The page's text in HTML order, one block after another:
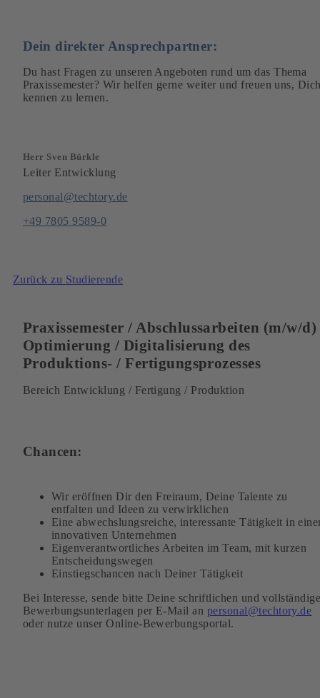
Dein direkter Ansprechpartner:
Du hast Fragen zu unseren Angeboten rund um das Thema
Praxissemester? Wir helfen gerne weiter und freuen uns,
kennen zu lernen.
Herr Sven Bürkle
Leiter Entwicklung
personal@techtory.de
+49 7805 9589-0
Zurück zu Studierende
Praxissemester / Abschlussarbeiten (m/w/d)
Optimierung / Digitalisierung des
Produktions- / Fertigungsprozesses
Bereich Entwicklung / Fertigung / Produktion
Chancen:
Wir eröffnen Dir den Freiraum, Deine Talente zu
entfalten und Ideen zu verwirklichen
Eine abwechslungsreiche, interessante Tätigkeit in
innovativen Unternehmen
Eigenverantwortliches Arbeiten im Team, mit kurzen
Entscheidungswegen
Einstiegschancen nach Deiner Tätigkeit
Bei Interesse, sende bitte Deine schriftlichen und
Bewerbungsunterlagen per E-Mail an personal@techtory.de
oder nutze unser Online-Bewerbungsportal.